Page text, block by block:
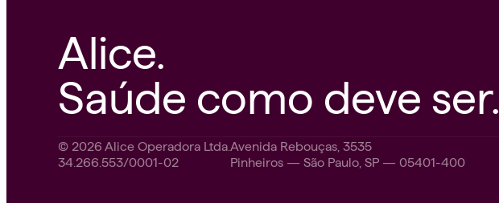
Alice.
Saúde como deve ser.
© 2026 Alice Operadora Ltda.
34.266.553/0001-02
Avenida Rebouças, 3535
Pinheiros — São Paulo, SP — 05401-400